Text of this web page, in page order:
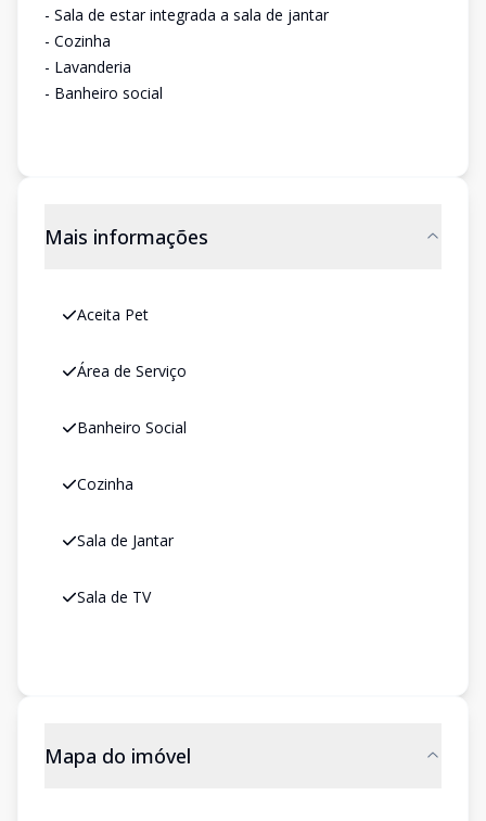
- Sala de estar integrada a sala de jantar
- Cozinha
- Lavanderia
- Banheiro social
Mais informações
Aceita Pet
Área de Serviço
Banheiro Social
Cozinha
Sala de Jantar
Sala de TV
Mapa do imóvel